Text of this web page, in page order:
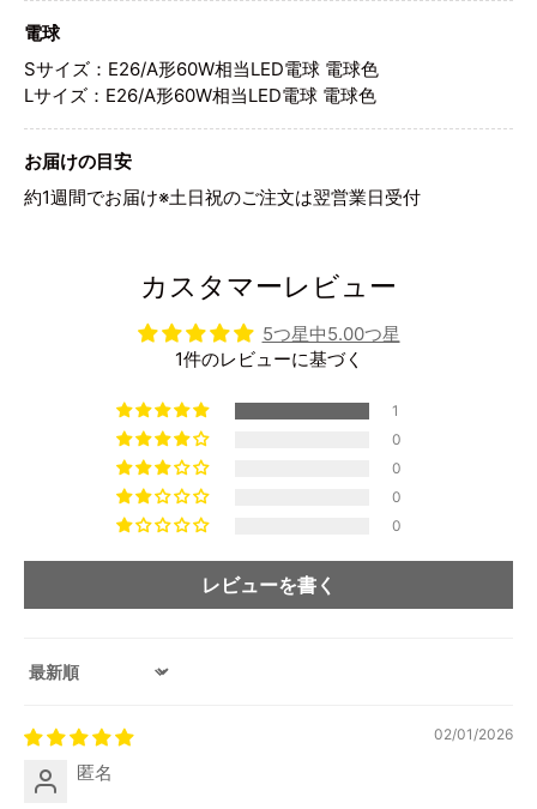
電球
Sサイズ：E26/A形60W相当LED電球 電球色
Lサイズ：E26/A形60W相当LED電球 電球色
お届けの目安
約1週間でお届け※土日祝のご注文は翌営業日受付
カスタマーレビュー
5つ星中5.00つ星
1件のレビューに基づく
1
0
0
0
0
レビューを書く
Sort by
02/01/2026
匿名